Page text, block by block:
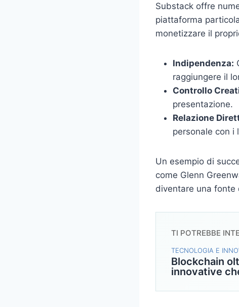
Substack offre
piattaforma
monetizzare il
Indipendenza:
raggiungere il
Controllo
presentazione.
Relazione
personale con i
Un esempio di
come Glenn
diventare una
TI POTREBBE
TECNOLOGIA E
Blockchain
innovative